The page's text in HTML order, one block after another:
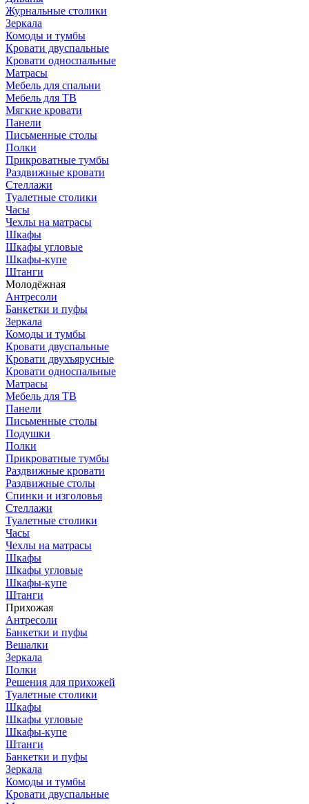
Журнальные столики
Зеркала
Комоды и тумбы
Кровати двуспальные
Кровати односпальные
Матрасы
Мебель для спальни
Мебель для ТВ
Мягкие кровати
Панели
Письменные столы
Полки
Прикроватные тумбы
Раздвижные кровати
Стеллажи
Туалетные столики
Часы
Чехлы на матрасы
Шкафы
Шкафы угловые
Шкафы-купе
Штанги
Молодёжная
Антресоли
Банкетки и пуфы
Зеркала
Комоды и тумбы
Кровати двуспальные
Кровати двухъярусные
Кровати односпальные
Матрасы
Мебель для ТВ
Панели
Письменные столы
Подушки
Полки
Прикроватные тумбы
Раздвижные кровати
Раздвижные столы
Спинки и изголовья
Стеллажи
Туалетные столики
Часы
Чехлы на матрасы
Шкафы
Шкафы угловые
Шкафы-купе
Штанги
Прихожая
Антресоли
Банкетки и пуфы
Вешалки
Зеркала
Полки
Решения для прихожей
Туалетные столики
Шкафы
Шкафы угловые
Шкафы-купе
Штанги
Банкетки и пуфы
Зеркала
Комоды и тумбы
Кровати двуспальные